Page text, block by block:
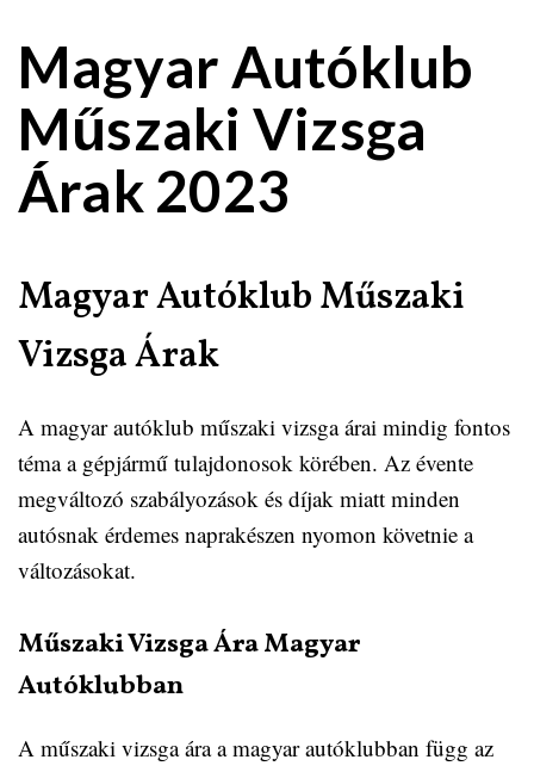
Magyar Autóklub
Műszaki Vizsga
Árak 2023
Magyar Autóklub Műszaki
Vizsga Árak
A magyar autóklub műszaki vizsga árai mindig fontos
téma a gépjármű tulajdonosok körében. Az évente
megváltozó szabályozások és díjak miatt minden
autósnak érdemes naprakészen nyomon követnie a
változásokat.
Műszaki Vizsga Ára Magyar
Autóklubban
A műszaki vizsga ára a magyar autóklubban függ az